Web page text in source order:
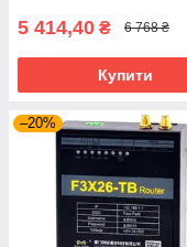
5 414,40 ₴ 6 768 ₴
Купити
–20%